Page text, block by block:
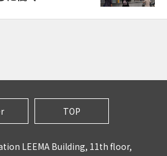
TOP
LEEMA Building, 11th floor,